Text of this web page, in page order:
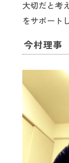
大切だと考
をサポート
今村理事